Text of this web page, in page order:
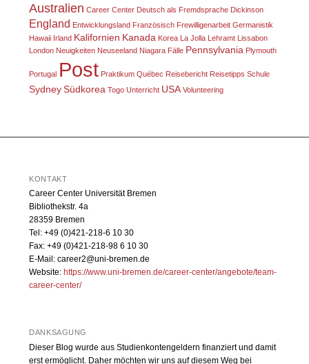
Australien Career Center Deutsch als Fremdsprache Dickinson
England Entwicklungsland Französisch Frewilligenarbeit Germanistik
Hawaii Irland Kalifornien Kanada Korea La Jolla Lehramt Lissabon
London Neuigkeiten Neuseeland Niagara Fälle Pennsylvania Plymouth
Portugal Post Praktikum Québec Reisebericht Reisetipps Schule
Sydney Südkorea Togo Unterricht USA Volunteering
KONTAKT
Career Center Universität Bremen
Bibliothekstr. 4a
28359 Bremen
Tel: +49 (0)421-218-6 10 30
Fax: +49 (0)421-218-98 6 10 30
E-Mail: career2@uni-bremen.de
Website: https://www.uni-bremen.de/career-center/angebote/team-
career-center/
DANKSAGUNG
Dieser Blog wurde aus Studienkontengeldern finanziert und damit
erst ermöglicht. Daher möchten wir uns auf diesem Weg bei